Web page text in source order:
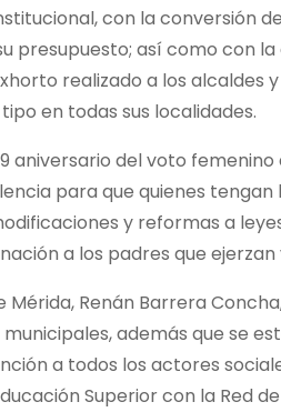
con la conversión
presupuesto; así como con
realizado a los alcaldes
en todas sus localidades.
aniversario del voto
para que quienes
y reformas a
a los padres que
Mérida, Renán Barrera
además que se
a todos los actores
Superior con la Red